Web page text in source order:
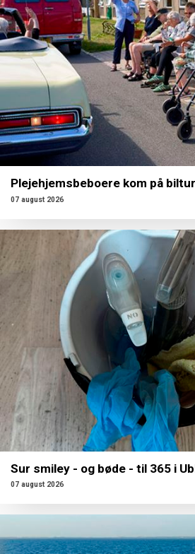
Plejehjemsbeboere kom på biltur
07 august 2026
Sur smiley - og bøde - til 365 i
07 august 2026